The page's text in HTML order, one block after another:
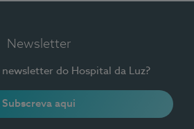
Newsletter
do Hospital da Luz?
Subscreva aqui